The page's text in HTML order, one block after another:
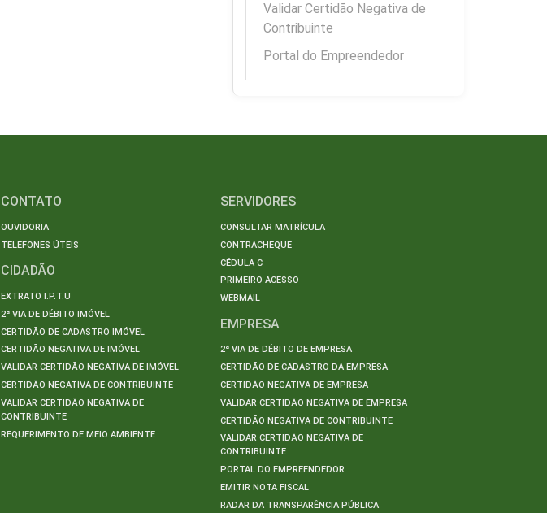
Validar Certidão Negativa de
Contribuinte
Portal do Empreendedor
CONTATO
OUVIDORIA
TELEFONES ÚTEIS
CIDADÃO
EXTRATO I.P.T.U
2ª VIA DE DÉBITO IMÓVEL
CERTIDÃO DE CADASTRO IMÓVEL
CERTIDÃO NEGATIVA DE IMÓVEL
VALIDAR CERTIDÃO NEGATIVA DE IMÓVEL
CERTIDÃO NEGATIVA DE CONTRIBUINTE
VALIDAR CERTIDÃO NEGATIVA DE
CONTRIBUINTE
REQUERIMENTO DE MEIO AMBIENTE
SERVIDORES
CONSULTAR MATRÍCULA
CONTRACHEQUE
CÉDULA C
PRIMEIRO ACESSO
WEBMAIL
EMPRESA
2ª VIA DE DÉBITO DE EMPRESA
CERTIDÃO DE CADASTRO DA EMPRESA
CERTIDÃO NEGATIVA DE EMPRESA
VALIDAR CERTIDÃO NEGATIVA DE EMPRESA
CERTIDÃO NEGATIVA DE CONTRIBUINTE
VALIDAR CERTIDÃO NEGATIVA DE
CONTRIBUINTE
PORTAL DO EMPREENDEDOR
EMITIR NOTA FISCAL
RADAR DA TRANSPARÊNCIA PÚBLICA